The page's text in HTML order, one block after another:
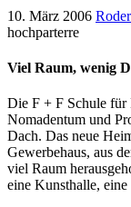
10. März 2006
hochparterre
Viel Raum, wenig
Die F + F Schule für
Nomadentum und
Dach. Das neue
Gewerbehaus, aus
viel Raum
eine Kunsthalle,